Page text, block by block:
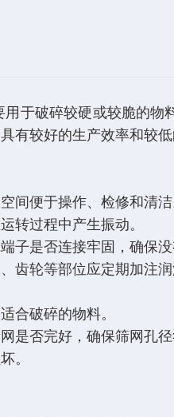
于破碎较硬或较脆的
有较好的生产效率和较
间便于操作、检修和清
转过程中产生振动。
子是否连接牢固，确保
齿轮等部位应定期加注
合破碎的物料。
是否完好，确保筛网孔
。